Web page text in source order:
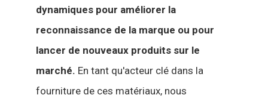
dynamiques pour améliorer la
reconnaissance de la marque ou pour
lancer de nouveaux produits sur le
marché. En tant qu'acteur clé dans la
fourniture de ces matériaux, nous